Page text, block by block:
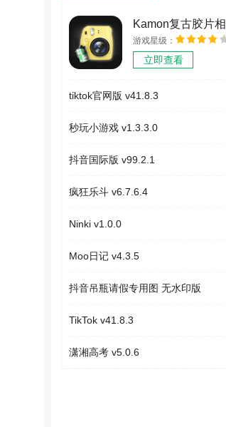
Kamon复古胶片相
机 v2.2.2
游戏星级：
立即查看
tiktok官网版 v41.8.3
秒玩小游戏 v1.3.3.0
抖音国际版 v99.2.1
疯狂乐斗 v6.7.6.4
Ninki v1.0.0
Moo日记 v4.3.5
抖音吊瓶请假专用图 无水印版
TikTok v41.8.3
潇湘高考 v5.0.6